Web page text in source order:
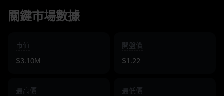
關鍵市場數據
市值
$3.10M
開盤價
$1.22
最高價
最低價